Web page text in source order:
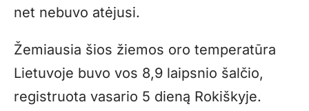
net nebuvo atėjusi.
Žemiausia šios žiemos oro temperatūra
Lietuvoje buvo vos 8,9 laipsnio šalčio,
registruota vasario 5 dieną Rokiškyje.